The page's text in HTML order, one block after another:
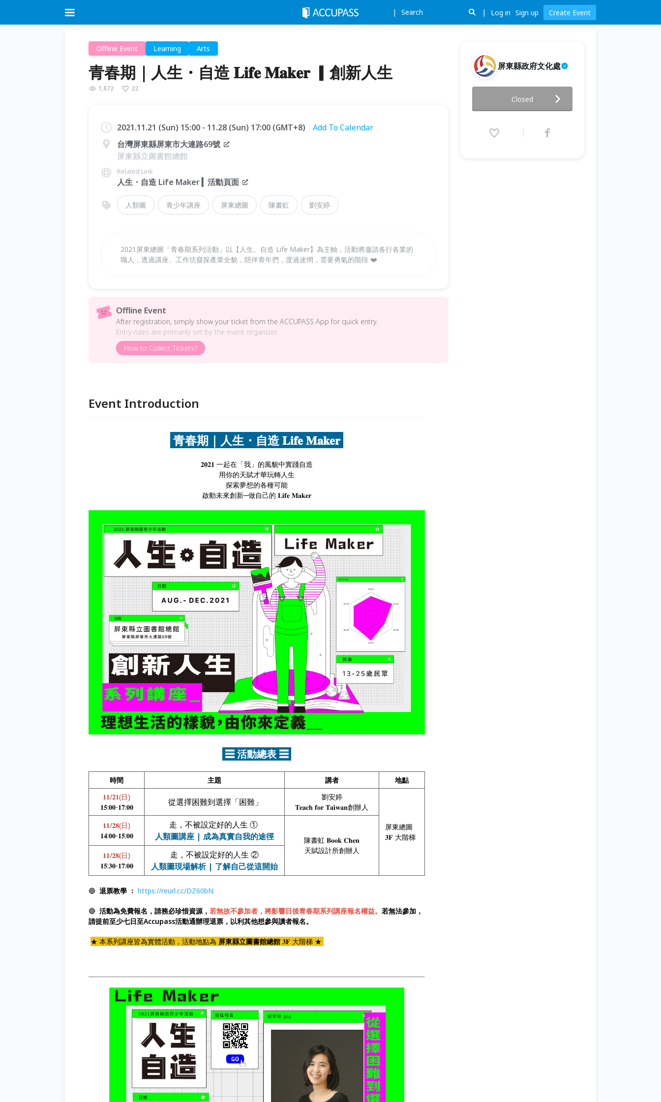
Search Log in Sign up Create Event
Offline Event Learning Arts
青春期｜人生・自造 𝐋𝐢𝐟𝐞 𝐌𝐚𝐤𝐞𝐫 ▎創新人生
1,872 22
2021.11.21 (Sun) 15:00 - 11.28 (Sun) 17:00 (GMT+8)
Add To Calendar
台灣屏東縣屏東市大連路69號
屏東縣立圖書館總館
Related Link
人生・自造 Life Maker ▎活動頁面
人類圖 青少年講座 屏東總圖 陳書虹 劉安婷
2021屏東總圖「青春期系列活動」以【人生。自造 Life Maker】為主軸，活動將邀請各行各業的
職人，透過講座、工作坊窺探產業全貌，陪伴青年們，度過迷惘，需要勇氣的階段 ❤️
Offline Event
After registration, simply show your ticket from the ACCUPASS App for quick entry.
Entry rules are primarily set by the event organizer.
How to Collect Tickets?
Event Introduction
青春期｜人生・自造 𝐋𝐢𝐟𝐞 𝐌𝐚𝐤𝐞𝐫
𝟐𝟎𝟐𝟏 一起在「我」的風貌中實踐自造
用你的天賦才華玩轉人生
探索夢想的各種可能
啟動未來創新─做自己的 𝐋𝐢𝐟𝐞 𝐌𝐚𝐤𝐞𝐫
☰ 活動總表 ☰
時間 主題 講者
地點
𝟏𝟏/𝟐𝟏(日)
𝟏𝟓:𝟎𝟎-𝟏𝟕:𝟎𝟎
從選擇困難到選擇「困難」
劉安婷
𝐓𝐞𝐚𝐜𝐡 𝐟𝐨𝐫 𝐓𝐚𝐢𝐰𝐚𝐧創辦人
屏東總圖
𝟑𝐅 大階梯
𝟏𝟏/𝟐𝟖(日)
𝟏𝟒:𝟎𝟎-𝟏𝟓:𝟎𝟎
走，不被設定好的人生 ①
人類圖講座 | 成為真實自我的途徑
陳書虹 𝐁𝐨𝐨𝐤 𝐂𝐡𝐞𝐧
天賦設計所創辦人
𝟏𝟏/𝟐𝟖(日)
𝟏𝟓:𝟑𝟎-𝟏𝟕:𝟎𝟎
走，不被設定好的人生 ②
人類圖現場解析 | 了解自己從這開始
🔵 退票教學 ： https://reurl.cc/DZ60bN
🔴 活動為免費報名，請務必珍惜資源， 若無故不參加者，將影響日後青春期系列講座報名權益。 若無法參加，
請提前至少七日至Accupass活動通辦理退票，以利其他想參與讀者報名。
★ 本系列講座皆為實體活動，活動地點為 屏東縣立圖書館總館 𝟑𝐅 大階梯 ★
屏東縣政府文化處
2021.11.21 (Sun) 15:00 - 11.28
Closed